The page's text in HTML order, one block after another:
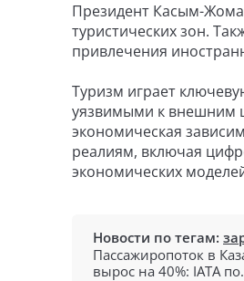
Президент Касым-
туристических зон.
привлечения
Туризм играет
уязвимыми к внешним
экономическая
реалиям, включая
экономических
Новости по тегам:
Пассажиропоток в
вырос на 40%: IATA